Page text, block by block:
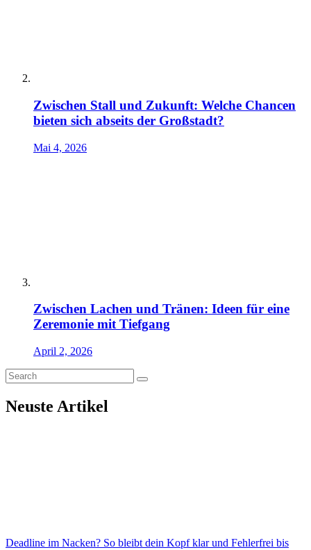
Zwischen Stall und Zukunft: Welche Chancen
bieten sich abseits der Großstadt?
Mai 4, 2026
Zwischen Lachen und Tränen: Ideen für eine
Zeremonie mit Tiefgang
April 2, 2026
Neuste Artikel
Deadline im Nacken? So bleibt dein Kopf klar und Fehlerfrei bis